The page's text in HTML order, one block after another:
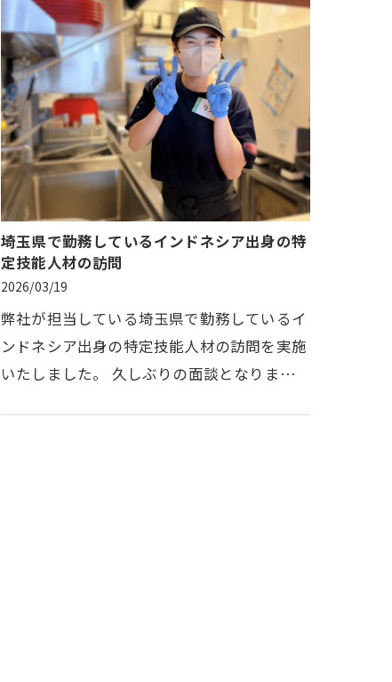
埼玉県で勤務しているインドネシア出身の特
定技能人材の訪問
2026/03/19
弊社が担当している埼玉県で勤務しているイ
ンドネシア出身の特定技能人材の訪問を実施
いたしました。 久しぶりの面談となりまし